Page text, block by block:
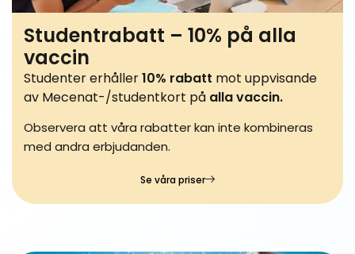
Studentrabatt – 10% på alla
vaccin
Studenter erhåller10% rabatt mot uppvisande
av Mecenat-/studentkort på alla vaccin.
Observera att våra rabatter kan inte kombineras
med andra erbjudanden.
Se våra priser